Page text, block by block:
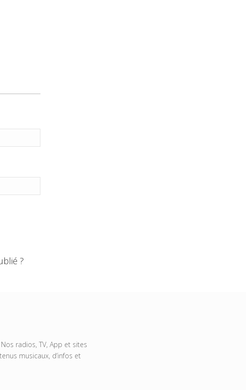
?
radios, TV, App et sites
musicaux, d’infos et